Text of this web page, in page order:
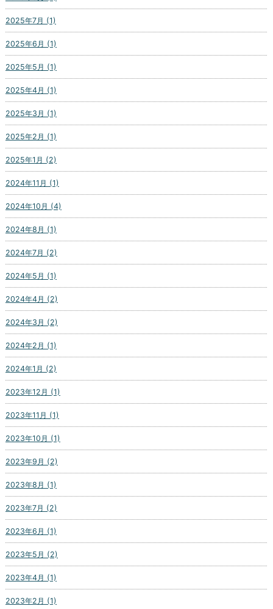
2025年7月 (1)
2025年6月 (1)
2025年5月 (1)
2025年4月 (1)
2025年3月 (1)
2025年2月 (1)
2025年1月 (2)
2024年11月 (1)
2024年10月 (4)
2024年8月 (1)
2024年7月 (2)
2024年5月 (1)
2024年4月 (2)
2024年3月 (2)
2024年2月 (1)
2024年1月 (2)
2023年12月 (1)
2023年11月 (1)
2023年10月 (1)
2023年9月 (2)
2023年8月 (1)
2023年7月 (2)
2023年6月 (1)
2023年5月 (2)
2023年4月 (1)
2023年2月 (1)